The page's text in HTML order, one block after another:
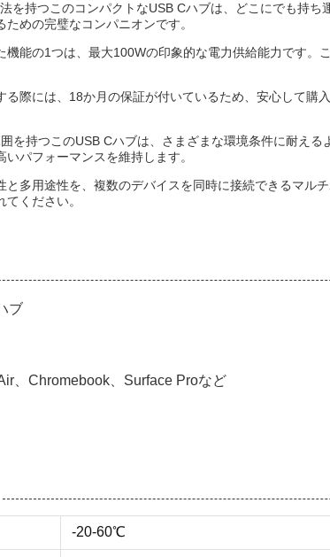
を持つこのコンパクトなUSB Cハブは、どこにでも持
めの完璧なコンパニオンです。
機能の1つは、最大100Wの印象的な電力供給能力です
る際には、18か月の保証が付いているため、安心して
を持つこのUSB Cハブは、さまざまな環境条件に耐え
パフォーマンスを維持します。
と多用途性を、複数のデバイスを同時に接続できるマ
ください。
ブ
、Chromebook、Surface Proなど
-20-60℃